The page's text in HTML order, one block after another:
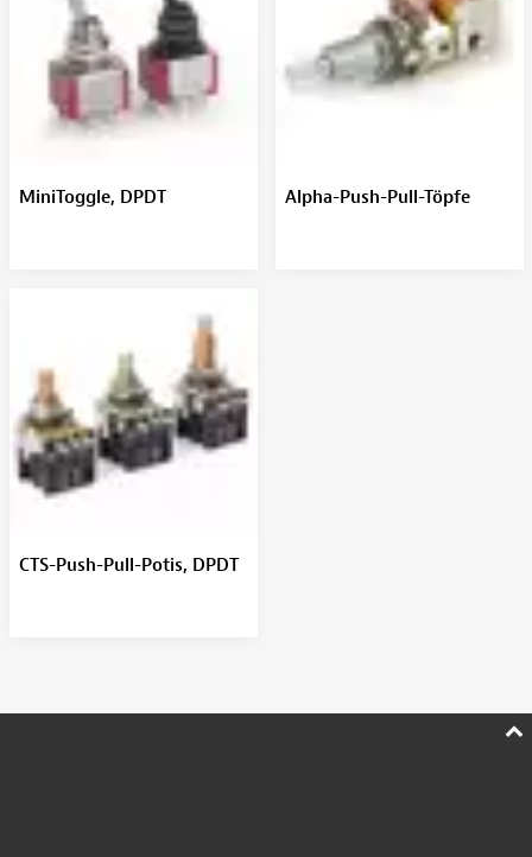
MiniToggle, DPDT Alpha-Push-Pull-Töpfe
CTS-Push-Pull-Potis, DPDT